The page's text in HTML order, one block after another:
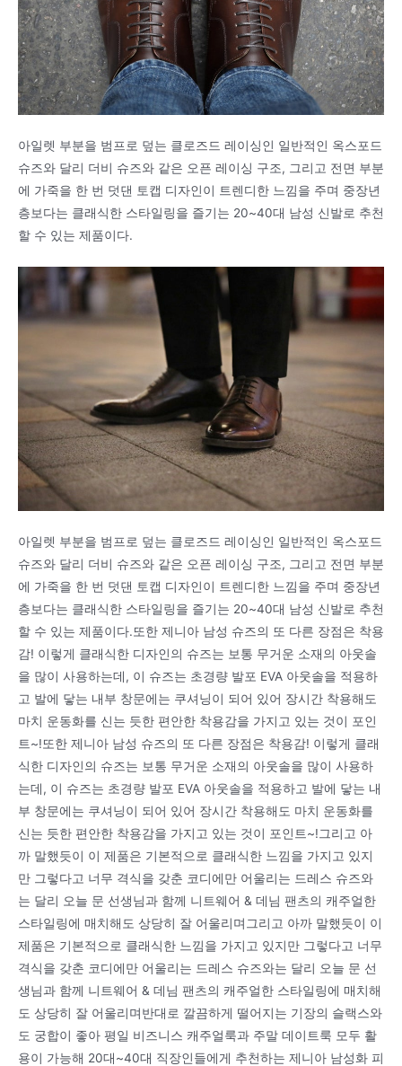
아일렛 부분을 범프로 덮는 클로즈드 레이싱인 일반적인 옥스포드
슈즈와 달리 더비 슈즈와 같은 오픈 레이싱 구조, 그리고 전면 부분
에 가죽을 한 번 덧댄 토캡 디자인이 트렌디한 느낌을 주며 중장년
층보다는 클래식한 스타일링을 즐기는 20~40대 남성 신발로 추천
할 수 있는 제품이다.
아일렛 부분을 범프로 덮는 클로즈드 레이싱인 일반적인 옥스포드
슈즈와 달리 더비 슈즈와 같은 오픈 레이싱 구조, 그리고 전면 부분
에 가죽을 한 번 덧댄 토캡 디자인이 트렌디한 느낌을 주며 중장년
층보다는 클래식한 스타일링을 즐기는 20~40대 남성 신발로 추천
할 수 있는 제품이다.또한 제니아 남성 슈즈의 또 다른 장점은 착용
감! 이렇게 클래식한 디자인의 슈즈는 보통 무거운 소재의 아웃솔
을 많이 사용하는데, 이 슈즈는 초경량 발포 EVA 아웃솔을 적용하
고 발에 닿는 내부 창문에는 쿠셔닝이 되어 있어 장시간 착용해도
마치 운동화를 신는 듯한 편안한 착용감을 가지고 있는 것이 포인
트~!또한 제니아 남성 슈즈의 또 다른 장점은 착용감! 이렇게 클래
식한 디자인의 슈즈는 보통 무거운 소재의 아웃솔을 많이 사용하
는데, 이 슈즈는 초경량 발포 EVA 아웃솔을 적용하고 발에 닿는 내
부 창문에는 쿠셔닝이 되어 있어 장시간 착용해도 마치 운동화를
신는 듯한 편안한 착용감을 가지고 있는 것이 포인트~!그리고 아
까 말했듯이 이 제품은 기본적으로 클래식한 느낌을 가지고 있지
만 그렇다고 너무 격식을 갖춘 코디에만 어울리는 드레스 슈즈와
는 달리 오늘 문 선생님과 함께 니트웨어 & 데님 팬츠의 캐주얼한
스타일링에 매치해도 상당히 잘 어울리며그리고 아까 말했듯이 이
제품은 기본적으로 클래식한 느낌을 가지고 있지만 그렇다고 너무
격식을 갖춘 코디에만 어울리는 드레스 슈즈와는 달리 오늘 문 선
생님과 함께 니트웨어 & 데님 팬츠의 캐주얼한 스타일링에 매치해
도 상당히 잘 어울리며반대로 깔끔하게 떨어지는 기장의 슬랙스와
도 궁합이 좋아 평일 비즈니스 캐주얼룩과 주말 데이트룩 모두 활
용이 가능해 20대~40대 직장인들에게 추천하는 제니아 남성화 피